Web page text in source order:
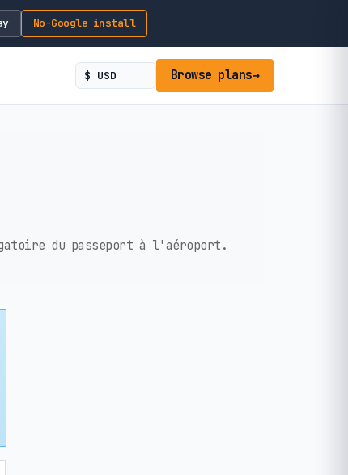
No-Google install
Browse plans→
du passeport à l'aéroport.